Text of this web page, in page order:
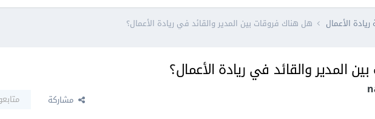
ريادة الأعمال هل هناك فروقات بين المدير والقائد في ريادة الأعمال؟
المدير والقائد في ريادة الأعمال؟
مشاركة